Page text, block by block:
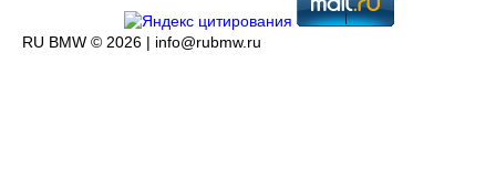
RU BMW © 2026 | info@rubmw.ru